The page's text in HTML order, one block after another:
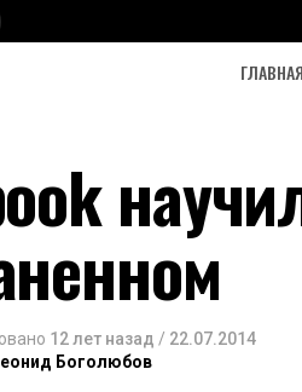
ГЛАВНАЯ
12 лет назад / 22.07.2014
Боголюбов